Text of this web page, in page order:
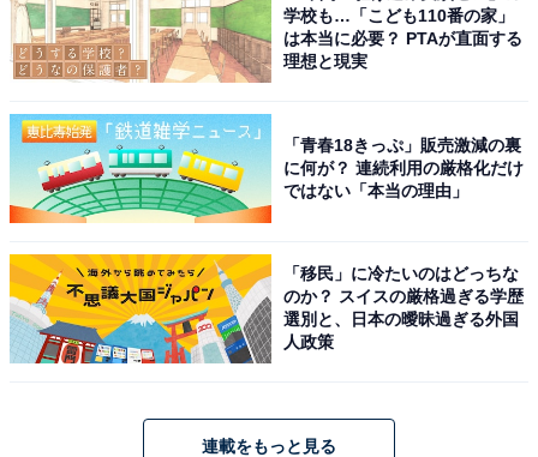
学校も…「こども110番の家」
は本当に必要？ PTAが直面する
理想と現実
「青春18きっぷ」販売激減の裏
に何が？ 連続利用の厳格化だけ
ではない「本当の理由」
「移民」に冷たいのはどっちな
のか？ スイスの厳格過ぎる学歴
選別と、日本の曖昧過ぎる外国
人政策
連載をもっと見る